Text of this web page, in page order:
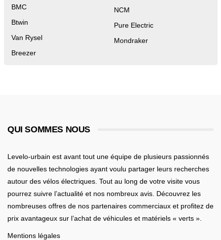
BMC
Btwin
Van Rysel
Breezer
NCM
Pure Electric
Mondraker
QUI SOMMES NOUS
Levelo-urbain est avant tout une équipe de plusieurs passionnés
de nouvelles technologies ayant voulu partager leurs recherches
autour des vélos électriques. Tout au long de votre visite vous
pourrez suivre l’actualité et nos nombreux avis. Découvrez les
nombreuses offres de nos partenaires commerciaux et profitez de
prix avantageux sur l’achat de véhicules et matériels « verts ».
Mentions légales